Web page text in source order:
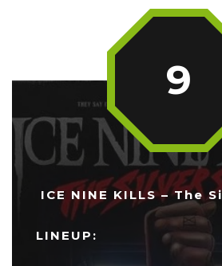
ICE NINE KILLS – The
LINEUP:
9